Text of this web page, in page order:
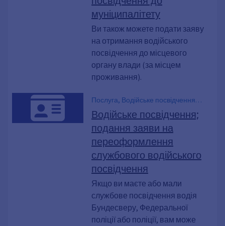
муніципалітету
Ви також можете подати заяву
на отримання водійського
посвідчення до місцевого
органу влади (за місцем
проживання).
Послуга, Водійське посвідчення
Бундесверу, Дозвіл на керування
службовим транспортним засобом,
Поліцейське посвідчення водія
Водійське посвідчення;
подання заяви на
переоформлення
службового водійського
посвідчення
Якщо ви маєте або мали
службове посвідчення водія
Бундесверу, Федеральної
поліції або поліції, вам може